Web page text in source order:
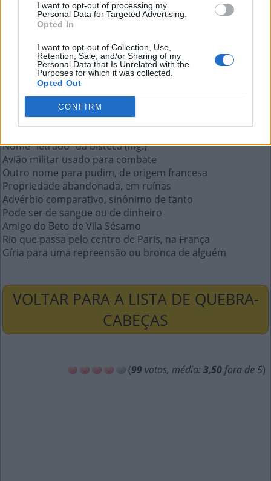
I want to opt-out of processing my
Personal Data for Targeted Advertising.
Opted In
I want to opt-out of Collection, Use,
Retention, Sale, and/or Sharing of my
Personal Data that Is Unrelated with the
Purposes for which it was collected.
Opted Out
CONFIRM
A Ç A
Mais respostas deste quebra-cabeça:
O nome da asinha do avião
A Academia Brasileira de Letras
Passa líquido pela peneira
Famosa bebida à base de soja
Sigla do Conselho Federal de Psicologia
Nome "letrado" da bisteca (ing.)
Avião militar usado para combate
Outro nome para pudim, de origem francesa
Propriedade abandonada, em ruínas
Advérbio comparativo, sinônimo de tanto
Pode ser de sangue ou de dinheiro
Amigo do Beto de Vila Sésamo
Rio que passa pelo centro de Paris, na França
Gíria para uma repreensão ou bronca de alguém
VOLTAR PARA A LISTA DE QUEBRA-
CABEÇAS
(99 votos, média: 3,50 fora de 5)